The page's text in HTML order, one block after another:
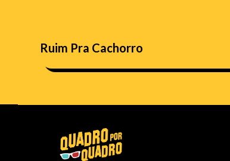
Ruim Pra Cachorro